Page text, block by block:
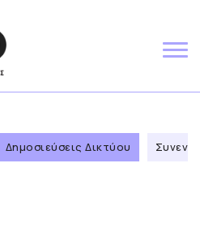
Δημοσιεύσεις Δικτύου